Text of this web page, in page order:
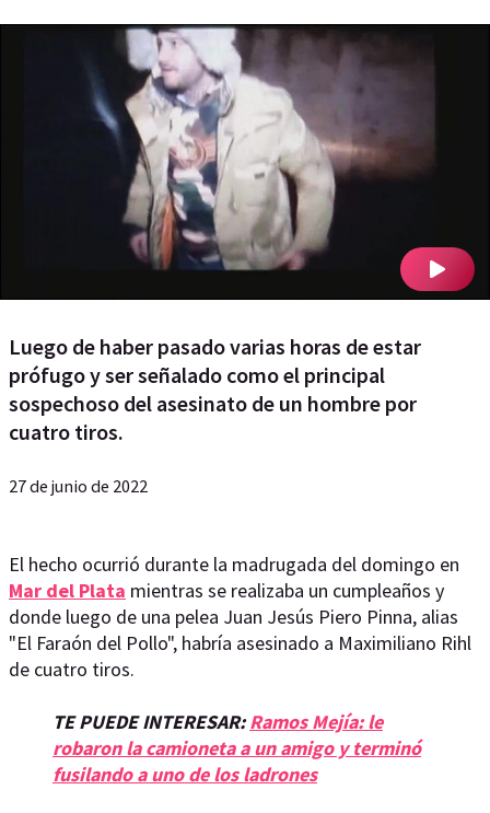
Luego de haber pasado varias horas de estar
prófugo y ser señalado como el principal
sospechoso del asesinato de un hombre por
cuatro tiros.
27 de junio de 2022
El hecho ocurrió durante la madrugada del domingo en
Mar del Plata mientras se realizaba un cumpleaños y
donde luego de una pelea Juan Jesús Piero Pinna, alias
"El Faraón del Pollo", habría asesinado a Maximiliano Rihl
de cuatro tiros.
TE PUEDE INTERESAR:Ramos Mejía: le
robaron la camioneta a un amigo y terminó
fusilando a uno de los ladrones